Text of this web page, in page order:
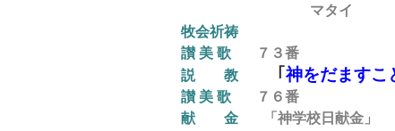
マタイ
牧会祈祷
讃 美 歌 ７３番
説 教
｢神をだますこ
讃 美 歌
７６番
献 金
「 神学校日献金」